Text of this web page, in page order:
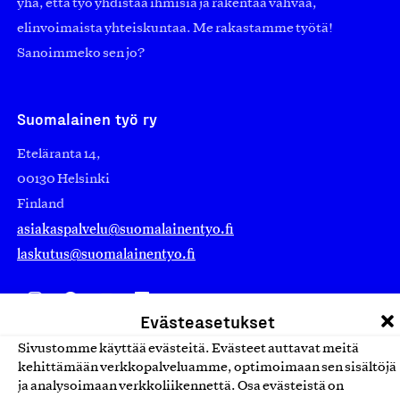
Evästeasetukset
Sivustomme käyttää evästeitä. Evästeet auttavat meitä
kehittämään verkkopalveluamme, optimoimaan sen sisältöjä
ja analysoimaan verkkoliikennettä. Osa evästeistä on
yhä, että työ yhdistää ihmisiä ja rakentaa vahvaa,
elinvoimaista yhteiskuntaa. Me rakastamme työtä!
Sanoimmeko sen jo?
Suomalainen työ ry
Eteläranta 14,
00130 Helsinki
Finland
asiakaspalvelu@suomalainentyo.fi
laskutus@suomalainentyo.fi
Avainlippu